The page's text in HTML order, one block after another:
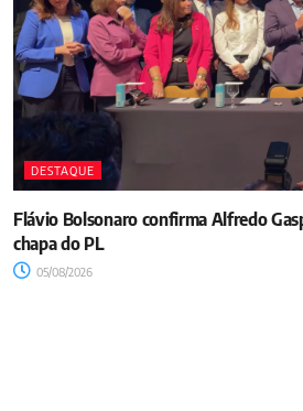
DESTAQUE
Flávio Bolsonaro confirma Alfredo
chapa do PL
05/08/2026